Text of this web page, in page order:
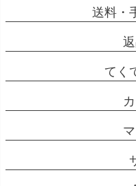
送料・
てく